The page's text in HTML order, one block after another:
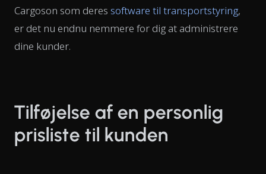
Cargoson som deres software til transportstyring,
er det nu endnu nemmere for dig at administrere
dine kunder.
Tilføjelse af en personlig
prisliste til kunden